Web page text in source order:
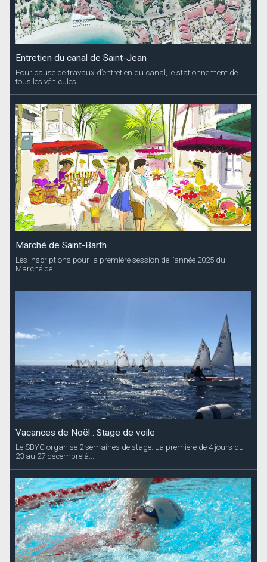
Entretien du canal de Saint-Jean
Pour cause de travaux d’entretien du canal, le stationnement de
tous les véhicules...
Marché de Saint-Barth
Les inscriptions pour la première session de l’année 2025 du
Marché de...
Vacances de Noël : Stage de voile
Le SBYC organise 2 semaines de stage. La premiere de 4 jours du
23 au 27 décembre à...